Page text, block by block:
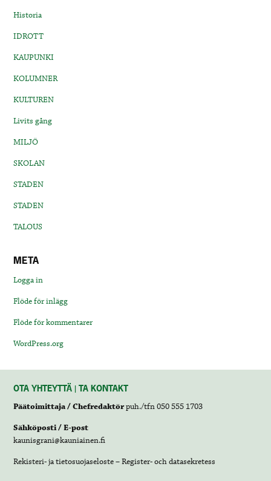
Historia
IDROTT
KAUPUNKI
KOLUMNER
KULTUREN
Livits gång
MILJÖ
SKOLAN
STADEN
STADEN
TALOUS
META
Logga in
Flöde för inlägg
Flöde för kommentarer
WordPress.org
OTA YHTEYTTÄ | TA KONTAKT
Päätoimittaja / Chefredaktörpuh./tfn 050 555 1703
Sähköposti / E-post
kaunisgrani@kauniainen.fi
Rekisteri- ja tietosuojaseloste – Register- och datasekretess